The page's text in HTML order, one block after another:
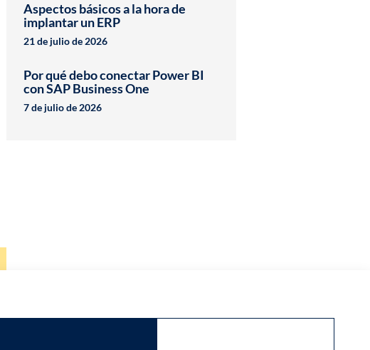
Aspectos básicos a la hora de
implantar un ERP
21 de julio de 2026
Por qué debo conectar Power BI
con SAP Business One
7 de julio de 2026